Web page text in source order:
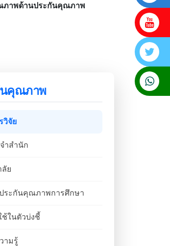
าพด้านประกันคุณภาพ
คุณภาพ
วิจัย
ำสำนัก
ลัย
ระกันคุณภาพการศึกษา
ในตัวบ่งชี้
ามรู้